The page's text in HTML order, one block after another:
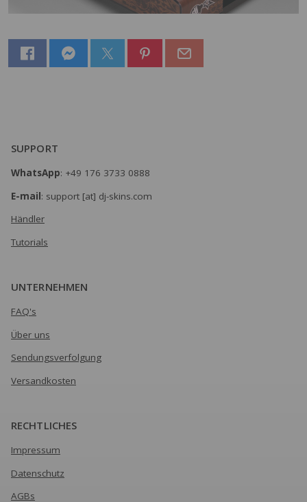
SUPPORT
WhatsApp: +49 176 3733 0888
E-mail: support [at] dj-skins.com
Händler
Tutorials
UNTERNEHMEN
FAQ's
Über uns
Sendungsverfolgung
Versandkosten
RECHTLICHES
Impressum
Datenschutz
AGBs